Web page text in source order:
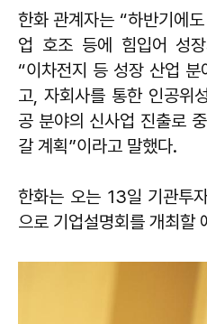
한화 관계자는 “하반기에
업 호조 등에 힘입어 성
“이차전지 등 성장 산업
고, 자회사를 통한 인공위
공 분야의 신사업 진출로
갈 계획”이라고 말했다.
한화는 오는 13일 기관투
으로 기업설명회를 개최할